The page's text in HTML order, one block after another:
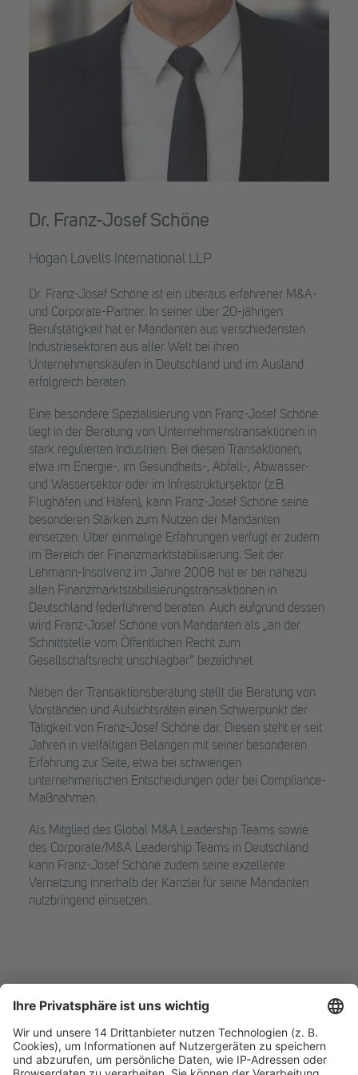
Dr. Franz-Josef Schöne
Hogan Lovells International LLP
Dr. Franz-Josef Schöne ist ein überaus erfahrener M&A-
und Corporate-Partner. In seiner über 20-jährigen
Berufstätigkeit hat er Mandanten aus verschiedensten
Industriesektoren aus aller Welt bei ihren
Unternehmenskäufen in Deutschland und im Ausland
erfolgreich beraten.
Eine besondere Spezialisierung von Franz-Josef Schöne
liegt in der Beratung von Unternehmenstransaktionen in
stark regulierten Industrien. Bei diesen Transaktionen,
etwa im Energie-, im Gesundheits-, Abfall-, Abwasser-
und Wassersektor oder im Infrastruktursektor (z.B.
Flughäfen und Häfen), kann Franz-Josef Schöne seine
besonderen Stärken zum Nutzen der Mandanten
einsetzen. Über einmalige Erfahrungen verfügt er zudem
im Bereich der Finanzmarktstabilisierung. Seit der
Lehmann-Insolvenz im Jahre 2008 hat er bei nahezu
allen Finanzmarktstabilisierungstransaktionen in
Deutschland federführend beraten. Auch aufgrund dessen
wird Franz-Josef Schöne von Mandanten als „an der
Schnittstelle vom Öffentlichen Recht zum
Gesellschaftsrecht unschlagbar“ bezeichnet.
Neben der Transaktionsberatung stellt die Beratung von
Vorständen und Aufsichtsräten einen Schwerpunkt der
Tätigkeit von Franz-Josef Schöne dar. Diesen steht er seit
Jahren in vielfältigen Belangen mit seiner besonderen
Erfahrung zur Seite, etwa bei schwierigen
unternehmerischen Entscheidungen oder bei Compliance-
Maßnahmen.
Als Mitglied des Global M&A Leadership Teams sowie
des Corporate/M&A Leadership Teams in Deutschland
kann Franz-Josef Schöne zudem seine exzellente
Vernetzung innerhalb der Kanzlei für seine Mandanten
nutzbringend einsetzen.